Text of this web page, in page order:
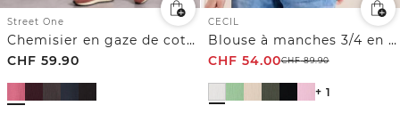
Street One
Chemisier en gaze de coton
CHF 59.90
CECIL
Blouse à manches 3/4 en gaze de coton
CHF 54.00CHF89.90
+ 1